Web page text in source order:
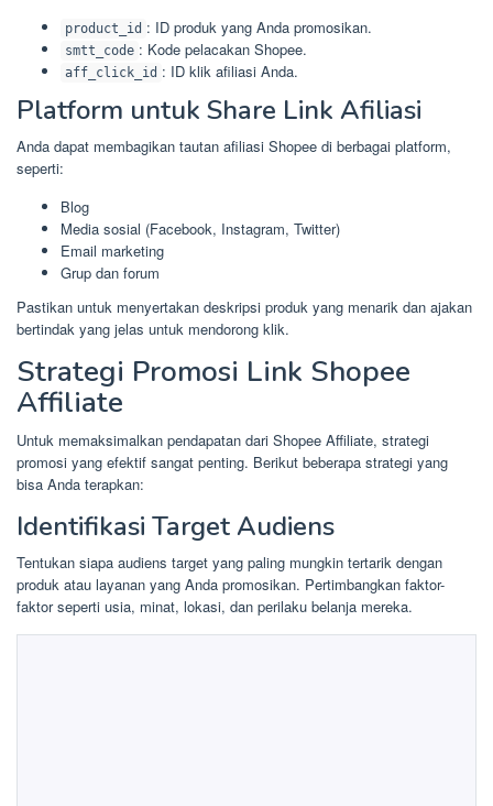
product_id : ID produk yang Anda promosikan.
smtt_code : Kode pelacakan Shopee.
aff_click_id : ID klik afiliasi Anda.
Platform untuk Share Link Afiliasi
Anda dapat membagikan tautan afiliasi Shopee di berbagai platform,
seperti:
Blog
Media sosial (Facebook, Instagram, Twitter)
Email marketing
Grup dan forum
Pastikan untuk menyertakan deskripsi produk yang menarik dan ajakan
bertindak yang jelas untuk mendorong klik.
Strategi Promosi Link Shopee
Affiliate
Untuk memaksimalkan pendapatan dari Shopee Affiliate, strategi
promosi yang efektif sangat penting. Berikut beberapa strategi yang
bisa Anda terapkan:
Identifikasi Target Audiens
Tentukan siapa audiens target yang paling mungkin tertarik dengan
produk atau layanan yang Anda promosikan. Pertimbangkan faktor-
faktor seperti usia, minat, lokasi, dan perilaku belanja mereka.